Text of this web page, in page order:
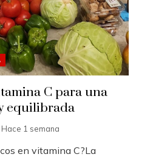
C para una
equilibrada
Hace 1 semana
en vitamina C?La